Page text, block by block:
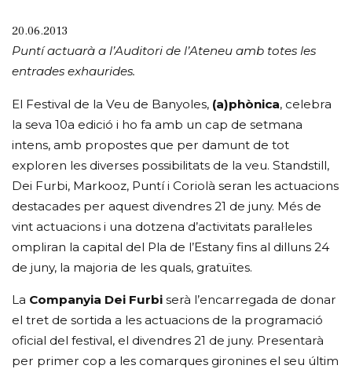
20.06.2013
Puntí actuarà a l’Auditori de l’Ateneu amb totes les
entrades exhaurides.
El Festival de la Veu de Banyoles, (a)phònica, celebra
la seva 10a edició i ho fa amb un cap de setmana
intens, amb propostes que per damunt de tot
exploren les diverses possibilitats de la veu. Standstill,
Dei Furbi, Markooz, Puntí i Coriolà seran les actuacions
destacades per aquest divendres 21 de juny. Més de
vint actuacions i una dotzena d’activitats paral·leles
ompliran la capital del Pla de l’Estany fins al dilluns 24
de juny, la majoria de les quals, gratuïtes.
La Companyia Dei Furbi serà l’encarregada de donar
el tret de sortida a les actuacions de la programació
oficial del festival, el divendres 21 de juny. Presentarà
per primer cop a les comarques gironines el seu últim